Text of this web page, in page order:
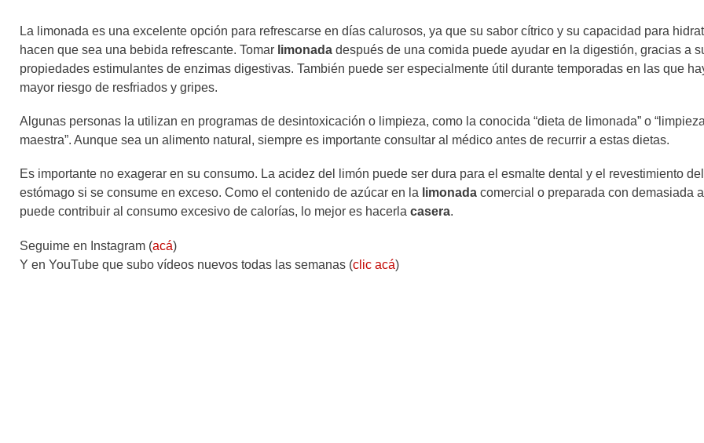
La limonada es una excelente opción para refrescarse en días calurosos, ya que su sabor cítrico y su capacidad para
hacen que sea una bebida refrescante. Tomar limonada después de una comida puede ayudar en la digestión, gracias a
propiedades estimulantes de enzimas digestivas. También puede ser especialmente útil durante temporadas en las que
mayor riesgo de resfriados y gripes.
Algunas personas la utilizan en programas de desintoxicación o limpieza, como la conocida “dieta de limonada” o “limpieza
maestra”. Aunque sea un alimento natural, siempre es importante consultar al médico antes de recurrir a estas dietas.
Es importante no exagerar en su consumo. La acidez del limón puede ser dura para el esmalte dental y el revestimiento del
estómago si se consume en exceso. Como el contenido de azúcar en la limonada comercial o preparada con demasiada
puede contribuir al consumo excesivo de calorías, lo mejor es hacerla casera.
Seguime en Instagram (acá)
Y en YouTube que subo vídeos nuevos todas las semanas (clic acá)